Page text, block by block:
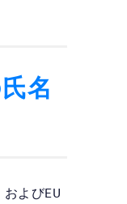
名
よびEU